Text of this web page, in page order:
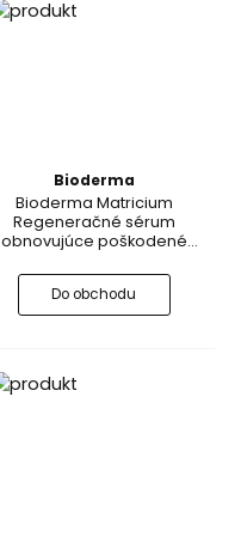
Bioderma
Bioderma Matricium
Regeneračné sérum
obnovujúce poškodené
Do obchodu